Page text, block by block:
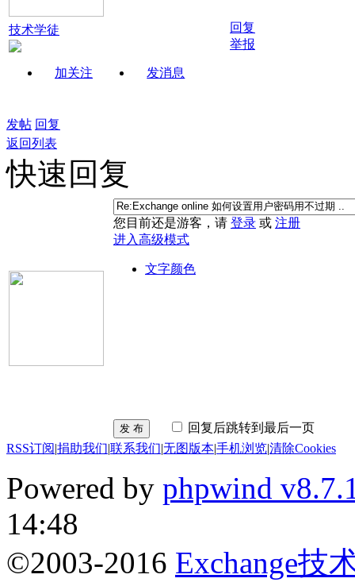
技术学徒
加关注 发消息
回复
举报
发帖 回复
返回列表
快速回复
您目前还是游客，请 登录 或 注册
进入高级模式
文字颜色
发 布
回复后跳转到最后一页
RSS订阅|捐助我们|联系我们|无图版本|手机浏览|清除Cookies
Powered by phpwind
14:48
©2003-2016 Exchange技